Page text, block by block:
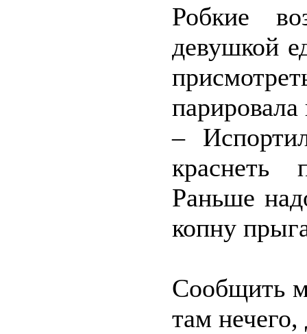
Робкие
девушкой
–
краснеть
Раньше
копну
Сообщить
там